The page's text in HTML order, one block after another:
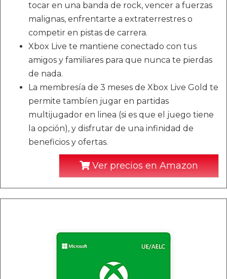
tocar en una banda de rock, vencer a fuerzas
malignas, enfrentarte a extraterrestres o
competir en pistas de carrera.
Xbox Live te mantiene conectado con tus
amigos y familiares para que nunca te pierdas
de nada.
La membresía de 3 meses de Xbox Live Gold te
permite tambíen jugar en partidas
multijugador en linea (si es que el juego tiene
la opción), y disfrutar de una infinidad de
beneficios y ofertas.
Ver precios en Amazon